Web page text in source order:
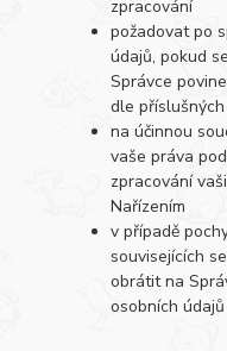
zpracování
požadovat po
údajů, pokud
Správce
dle
na účinnou
vaše práva
zpracování
Nařízením
v případě
souvisejících
obrátit na
osobních údajů